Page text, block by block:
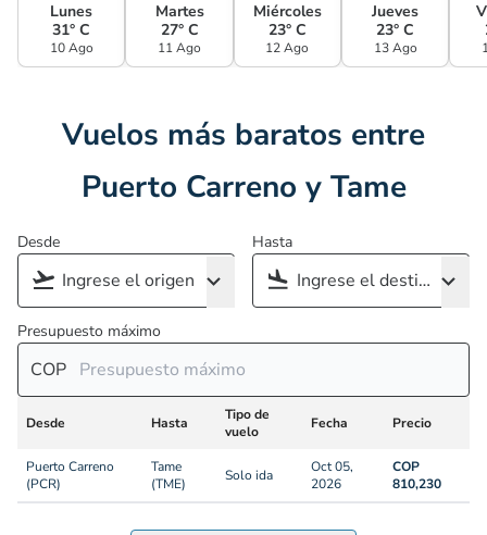
Lunes
31° C
10 Ago
Martes
27° C
11 Ago
Miércoles
23° C
12 Ago
Jueves
23° C
13 Ago
Vuelos más baratos entre
Puerto Carreno y Tame
Desde Hasta
Presupuesto máximo
COP
Desde Hasta
Tipo de
vuelo
Fecha Precio
Puerto Carreno
(PCR)
Tame
(TME)
Solo ida
Oct 05,
2026
COP
810,230